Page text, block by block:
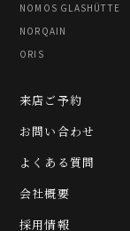
NOMOS GLASHÜTTE
NORQAIN
ORIS
来店ご予約
お問い合わせ
よくある質問
会社概要
採用情報